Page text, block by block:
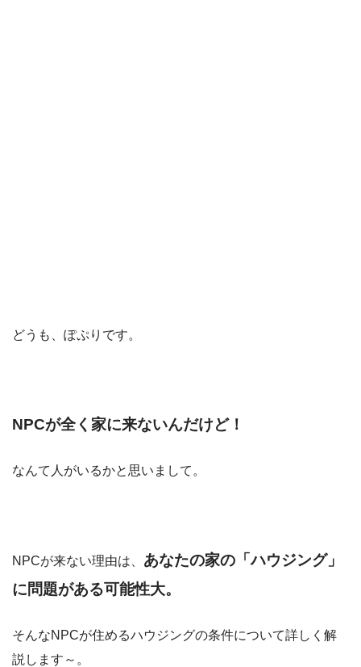
どうも、ぽぷりです。
NPCが全く家に来ないんだけど！
なんて人がいるかと思いまして。
NPCが来ない理由は、 あなたの家の「ハウジング」
に問題がある可能性大。
そんなNPCが住めるハウジングの条件について詳しく解
説します～。